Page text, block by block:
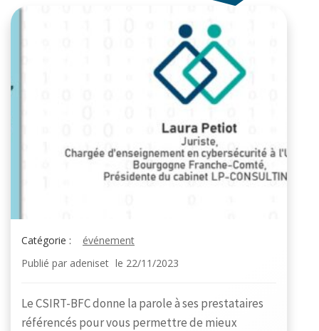
Catégorie :
événement
Publié par adeniset le 22/11/2023
Le CSIRT-BFC donne la parole à ses prestataires
référencés pour vous permettre de mieux